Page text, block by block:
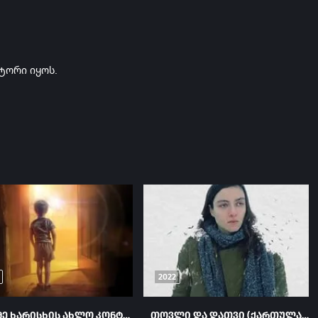
იყოს.
მესამე ხარისხის ახლო კონტაქტები (ქართულად) / Close Encounters of the Third Kind ქართულად 1977
2022
თოვლი და დათვი (ქართულად) / Snow and the Bear (Kar ve Ayi) (Tovli Da Datvi Qartulad) ქართულად 2022